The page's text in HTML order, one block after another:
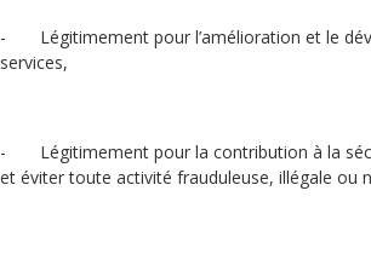
- Légitimement pour l’amélioration et le
services,
- Légitimement pour la contribution à la
et éviter toute activité frauduleuse, illégale ou